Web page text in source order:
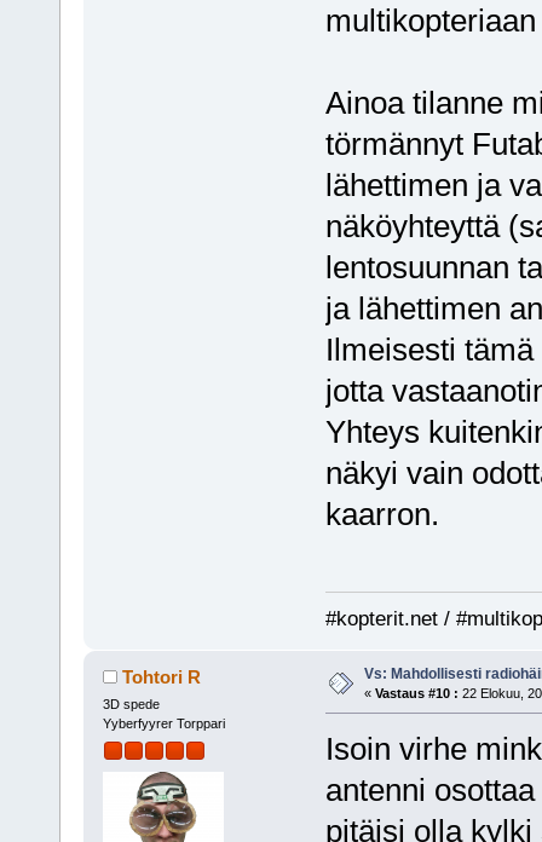
Ainoa tilanne
törmännyt
lähettimen ja
näköyhteyttä
lentosuunnan
ja lähettimen
Ilmeisesti
jotta
Yhteys
näkyi vain
kaarron.
#kopterit.net /
Tohtori R
3D spede
Yyberfyyrer Torppari
Vs: Mahdollisesti
« Vastaus #10 : 22 Elokuu,
Isoin virhe
antenni
pitäisi olla